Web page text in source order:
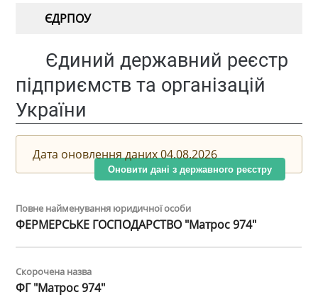
ЄДРПОУ
Єдиний державний реєстр
підприємств та організацій
України
Дата оновлення даних 04.08.2026
Оновити дані з державного реєстру
Повне найменування юридичної особи
ФЕРМЕРСЬКЕ ГОСПОДАРСТВО "Матрос 974"
Скорочена назва
ФГ "Матрос 974"